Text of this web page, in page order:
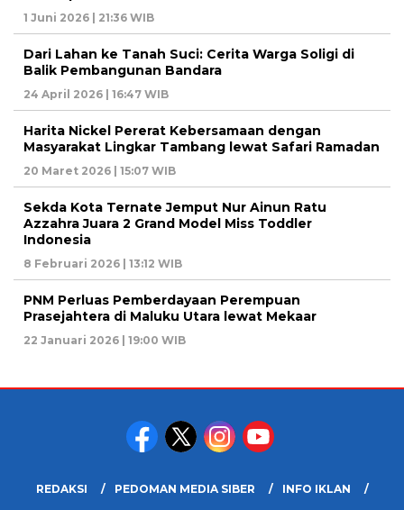
1 Juni 2026 | 21:36 WIB
Dari Lahan ke Tanah Suci: Cerita Warga Soligi di
Balik Pembangunan Bandara
24 April 2026 | 16:47 WIB
Harita Nickel Pererat Kebersamaan dengan
Masyarakat Lingkar Tambang lewat Safari Ramadan
20 Maret 2026 | 15:07 WIB
Sekda Kota Ternate Jemput Nur Ainun Ratu
Azzahra Juara 2 Grand Model Miss Toddler
Indonesia
8 Februari 2026 | 13:12 WIB
PNM Perluas Pemberdayaan Perempuan
Prasejahtera di Maluku Utara lewat Mekaar
22 Januari 2026 | 19:00 WIB
REDAKSI PEDOMAN MEDIA SIBER
INFO IKLAN